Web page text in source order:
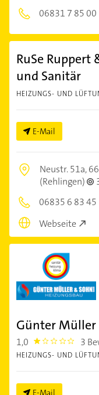
06831 7 85 00
RuSe Ruppert
und Sanitär
HEIZUNGS- UND
E-Mail
Neustr. 51a,
(Rehlingen)
06835 6 83 45
Webseite
Günter Müller
1,0 1.0 3
HEIZUNGS- UND
E-Mail